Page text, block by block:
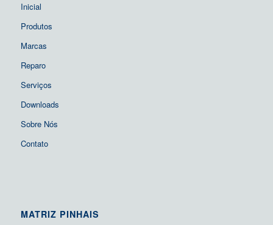
Inicial
Produtos
Marcas
Reparo
Serviços
Downloads
Sobre Nós
Contato
MATRIZ PINHAIS